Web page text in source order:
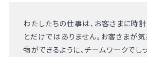
わたしたちの仕事は、お客さまに時
とだけではありません。お客さまが
物ができるように、チームワークでし